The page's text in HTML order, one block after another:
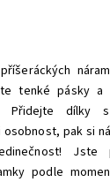
tenké pásky
Přidejte dílky
pak si
Jste
podle